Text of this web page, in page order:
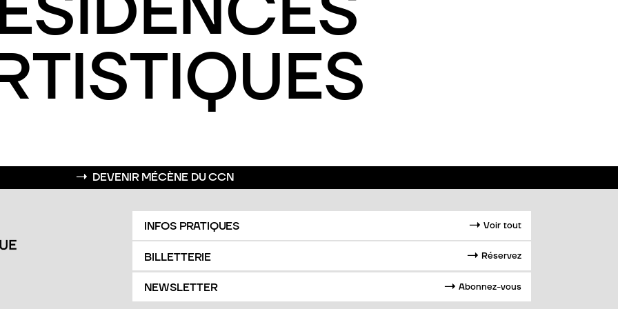
→ DEVENIR MÉCÈNE DU CCN
→ Voir tout
INFOS PRATIQUES
→ Réservez
BILLETTERIE
→ Abonnez-vous
NEWSLETTER